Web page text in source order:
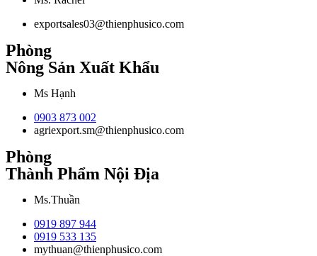
exportsales03@thienphusico.com
Phòng
Nông Sản Xuất Khẩu
Ms Hạnh
0903 873 002
agriexport.sm@thienphusico.com
Phòng
Thành Phẩm Nội Địa
Ms.Thuần
0919 897 944
0919 533 135
mythuan@thienphusico.com